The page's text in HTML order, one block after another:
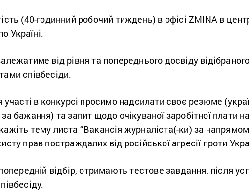
(40-годинний робочий тиждень) в офісі ZMINA в
Україні.
від рівня та попереднього досвіду
співбесіди.
участі в конкурсі просимо надсилати своє резюме
бажання) та запит щодо очікуваної заробітної плати
тему листа “Вакансія журналіста(-ки)за напрямом
прав постраждалих від російської агресії проти
відбір, отримають тестове завдання, після